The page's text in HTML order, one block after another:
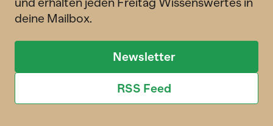
deine Mailbox.
Newsletter
RSS Feed